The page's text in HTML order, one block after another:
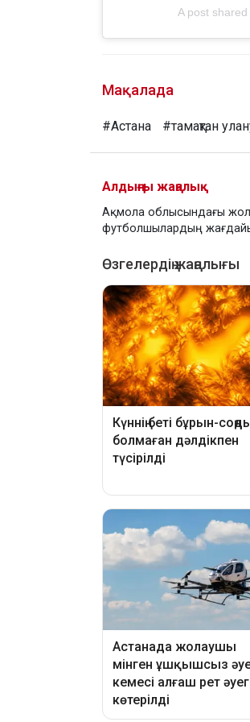
A post
Мақалада
#Астана #тамақтан
Алдыңғы жаңалық
Ақмола облысындағы
футболшылардың